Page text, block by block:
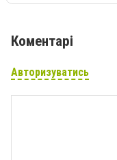
Коментарі
Авторизуватись